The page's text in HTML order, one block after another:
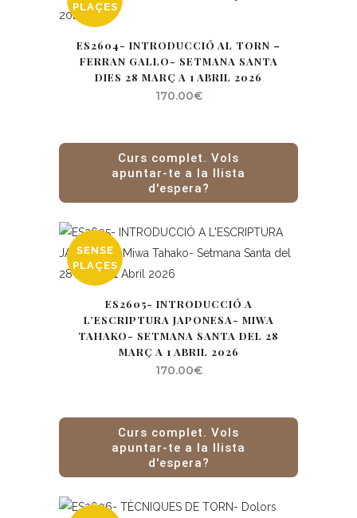
PLAÇES
ES2604- INTRODUCCIÓ AL TORN –
FERRAN GALLO- SETMANA SANTA
DIES 28 MARÇ A 1 ABRIL 2026
170.00€
Curs complet. Vols
apuntar-te a la llista
d'espera?
SENSE
PLAÇES
ES2605- INTRODUCCIÓ A
L’ESCRIPTURA JAPONESA- MIWA
TAHAKO- SETMANA SANTA DEL 28
MARÇ A 1 ABRIL 2026
170.00€
Curs complet. Vols
apuntar-te a la llista
d'espera?